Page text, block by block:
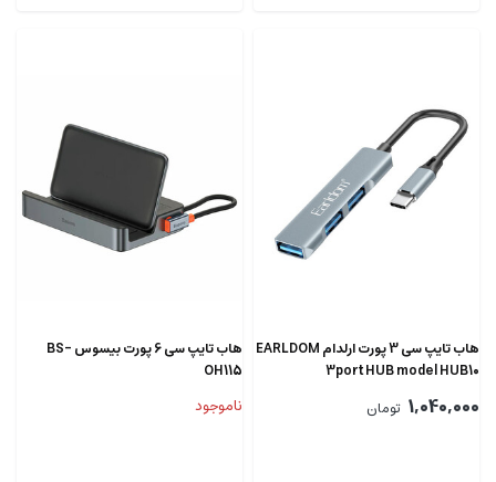
هاب تایپ سی 3 پورت ارلدام EARLDOM
3port HUB model HUB10
1,040,000 تومان
هاب تایپ سی 6 پورت بیسوس BS-
OH115
ناموجود